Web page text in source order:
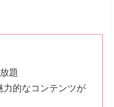
題
力的なコンテンツが